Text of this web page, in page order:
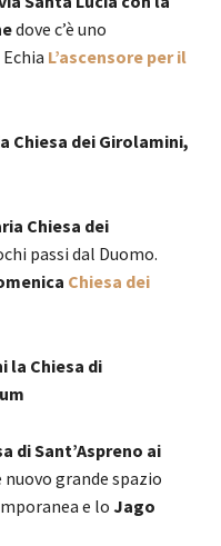
dove c’è uno
L’ascensore per il
Chiesa dei Girolamini,
Chiesa dei
passi dal Duomo.
Chiesa dei
la Chiesa di
di Sant’Aspreno ai
nuovo grande spazio
e lo Jago